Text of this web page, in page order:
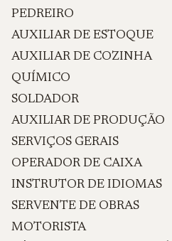
PEDREIRO
AUXILIAR DE ESTOQUE
AUXILIAR DE COZINHA
QUÍMICO
SOLDADOR
AUXILIAR DE PRODUÇÃO
SERVIÇOS GERAIS
OPERADOR DE CAIXA
INSTRUTOR DE IDIOMAS
SERVENTE DE OBRAS
MOTORISTA